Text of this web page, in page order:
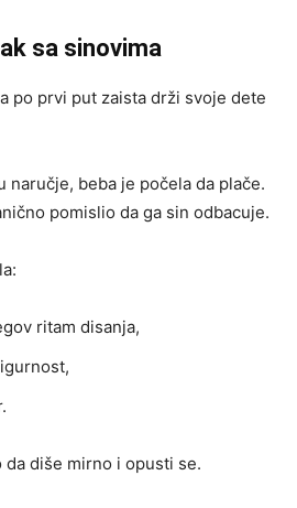
sa sinovima
po prvi put zaista drži svoje dete
naručje, beba je počela da plače.
pomislio da ga sin odbacuje.
ritam disanja,
da diše mirno i opusti se.